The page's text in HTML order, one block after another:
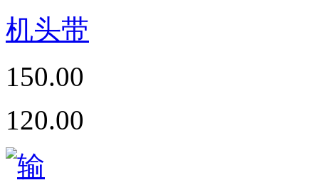
机头带
150.00
120.00